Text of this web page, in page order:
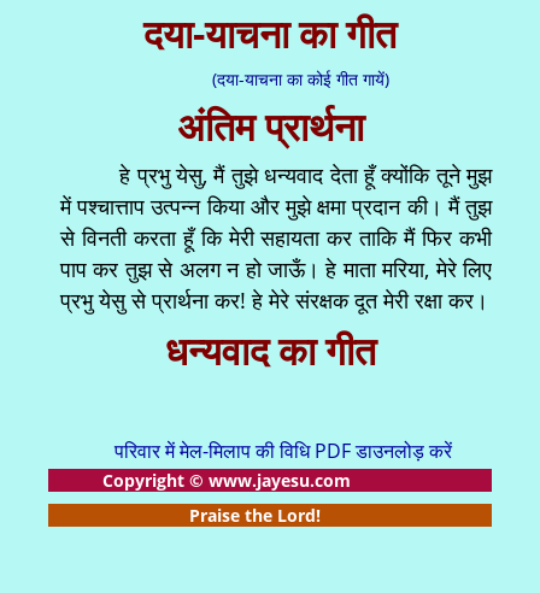
दया-याचना का गीत
(दया-याचना का कोई गीत गायें)
अंतिम प्रार्थना
हे प्रभु येसु, मैं तुझे धन्यवाद देता हूँ क्योंकि तूने मुझ
में पश्चात्ताप उत्पन्न किया और मुझे क्षमा प्रदान की। मैं तुझ
से विनती करता हूँ कि मेरी सहायता कर ताकि मैं फिर कभी
पाप कर तुझ से अलग न हो जाऊँ। हे माता मरिया, मेरे लिए
प्रभु येसु से प्रार्थना कर! हे मेरे संरक्षक दूत मेरी रक्षा कर।
धन्यवाद का गीत
परिवार में मेल-मिलाप की विधि PDF डाउनलोड़ करें
Copyright © www.jayesu.com
Praise the Lord!